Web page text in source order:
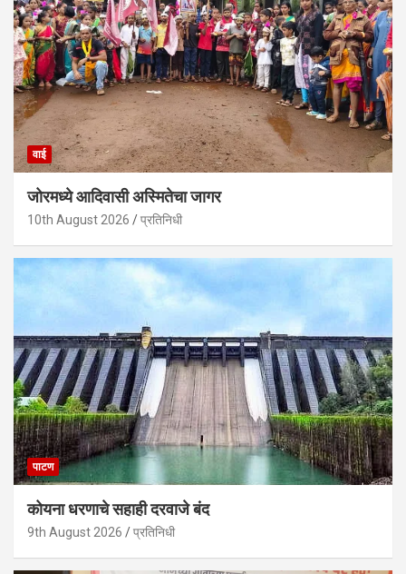
वाई
जोरमध्ये आदिवासी अस्मितेचा जागर
10th August 2026 प्रतिनिधी
पाटण
कोयना धरणाचे सहाही दरवाजे बंद
9th August 2026 प्रतिनिधी